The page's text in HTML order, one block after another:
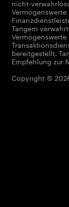
nicht-
Tangem
bereitgestellt.
Empfehlung zur